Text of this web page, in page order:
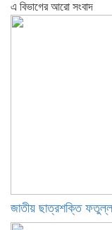
এ বিভাগের আরো সংবাদ
জাতীয় ছাত্রশক্তি